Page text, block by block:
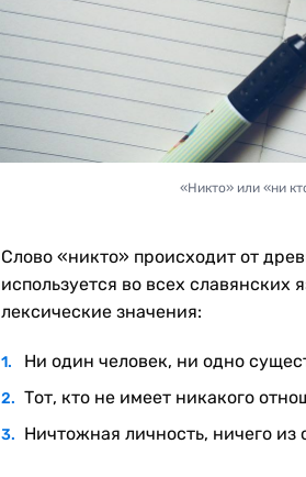
«Никто» или «ни
Слово «никто» происходит от
используется во всех
лексические значения:
Ни один человек, ни одно
Тот, кто не имеет никакого
Ничтожная личность, ничего